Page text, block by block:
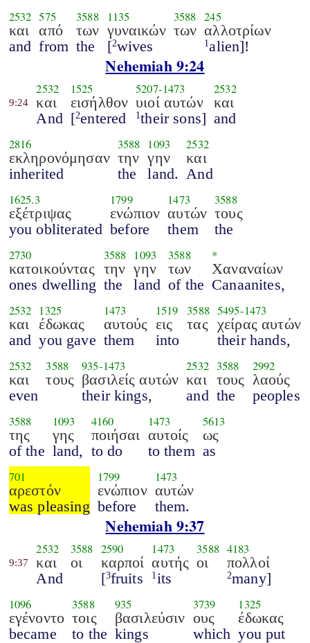
2532
και
and
575
από
from
3588
των
the
1135
γυναικών
[2wives
3588
των
245
αλλοτρίων
1 alien]!
Nehemiah 9:24
9:24
2532
και
And
1525
εισήλθον
[2entered
5207-1473
υιοί αυτών
1their sons]
2532
και
and
2816
εκληρονόμησαν
inherited
3588
την
the
1093
γην
land.
2532
και
And
1625.3
εξέτριψας
you obliterated
1799
ενώπιον
before
1473
αυτών
them
3588
τους
the
2730
κατοικούντας
ones dwelling
3588
την
the
1093
γην
land
3588
των
of the
*
Χαναναίων
Canaanites,
2532
και
and
1325
έδωκας
you gave
1473
αυτούς
them
1519
εις
into
3588
τας
5495-1473
χείρας αυτών
their hands,
2532
και
even
3588
τους
935-1473
βασιλείς αυτών
their kings,
2532
και
and
3588
τους
the
2992
λαούς
peoples
3588
της
of the
1093
γης
land,
4160
ποιήσαι
to do
1473
αυτοίς
to them
5613
ως
as
701
αρεστόν
was pleasing
1799
ενώπιον
before
1473
αυτών
them.
Nehemiah 9:37
9:37
2532
και
And
3588
οι
2590
καρποί
[3fruits
1473
αυτής
1 its
3588
οι
4183
πολλοί
2many]
1096
εγένοντο
became
3588
τοις
to the
935
βασιλεύσιν
kings
3739
ους
which
1325
έδωκας
you put